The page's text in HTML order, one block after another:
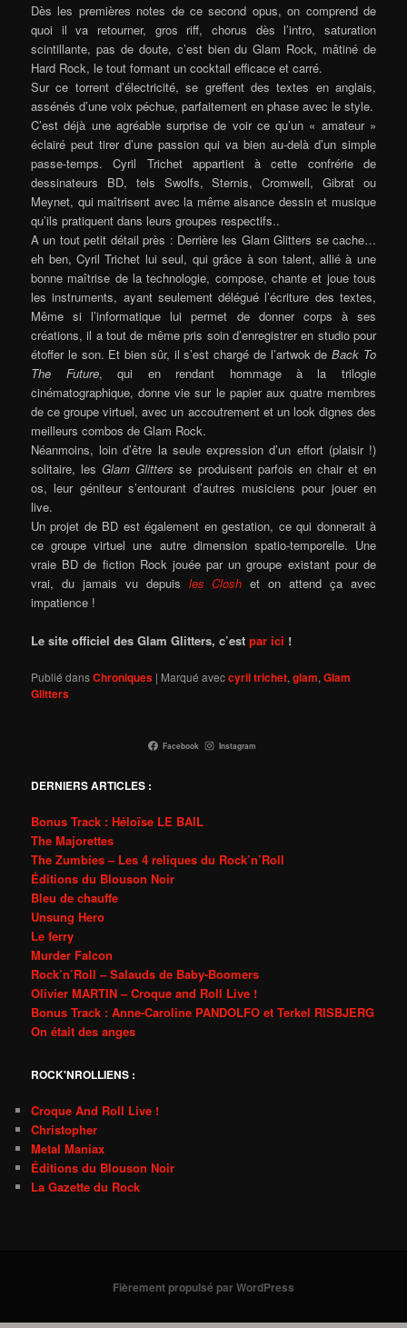
Dès les premières notes de ce second opus, on comprend de
quoi il va retourner, gros riff, chorus dès l’intro, saturation
scintillante, pas de doute, c’est bien du Glam Rock, mâtiné de
Hard Rock, le tout formant un cocktail efficace et carré.
Sur ce torrent d’électricité, se greffent des textes en anglais,
assénés d’une voix péchue, parfaitement en phase avec le style.
C’est déjà une agréable surprise de voir ce qu’un « amateur »
éclairé peut tirer d’une passion qui va bien au-delà d’un simple
passe-temps. Cyril Trichet appartient à cette confrérie de
dessinateurs BD, tels Swolfs, Sternis, Cromwell, Gibrat ou
Meynet, qui maîtrisent avec la même aisance dessin et musique
qu’ils pratiquent dans leurs groupes respectifs..
A un tout petit détail près : Derrière les Glam Glitters se cache…
eh ben, Cyril Trichet lui seul, qui grâce à son talent, allié à une
bonne maîtrise de la technologie, compose, chante et joue tous
les instruments, ayant seulement délégué l’écriture des textes,
Même si l’informatique lui permet de donner corps à ses
créations, il a tout de même pris soin d’enregistrer en studio pour
étoffer le son. Et bien sûr, il s’est chargé de l’artwok deBack To
The Future, qui en rendant hommage à la trilogie
cinématographique, donne vie sur le papier aux quatre membres
de ce groupe virtuel, avec un accoutrement et un look dignes des
meilleurs combos de Glam Rock.
Néanmoins, loin d’être la seule expression d’un effort (plaisir !)
solitaire, lesGlam Glitters se produisent parfois en chair et en
os, leur géniteur s’entourant d’autres musiciens pour jouer en
live.
Un projet de BD est également en gestation, ce qui donnerait à
ce groupe virtuel une autre dimension spatio-temporelle. Une
vraie BD de fiction Rock jouée par un groupe existant pour de
vrai, du jamais vu depuis les Closh et on attend ça avec
impatience !
Le site officiel des Glam Glitters, c’est par ici !
Publié dansChroniques | Marqué aveccyril trichet,glam,Glam
Glitters
Facebook Instagram
DERNIERS ARTICLES :
Bonus Track : Héloïse LE BAIL
The Majorettes
The Zumbies – Les 4 reliques du Rock’n’Roll
Éditions du Blouson Noir
Bleu de chauffe
Unsung Hero
Le ferry
Murder Falcon
Rock’n’Roll – Salauds de Baby-Boomers
Olivier MARTIN – Croque and Roll Live !
Bonus Track : Anne-Caroline PANDOLFO et Terkel RISBJERG
On était des anges
ROCK'NROLLIENS :
Croque And Roll Live !
Christopher
Metal Maniax
Éditions du Blouson Noir
La Gazette du Rock
Fièrement propulsé par WordPress